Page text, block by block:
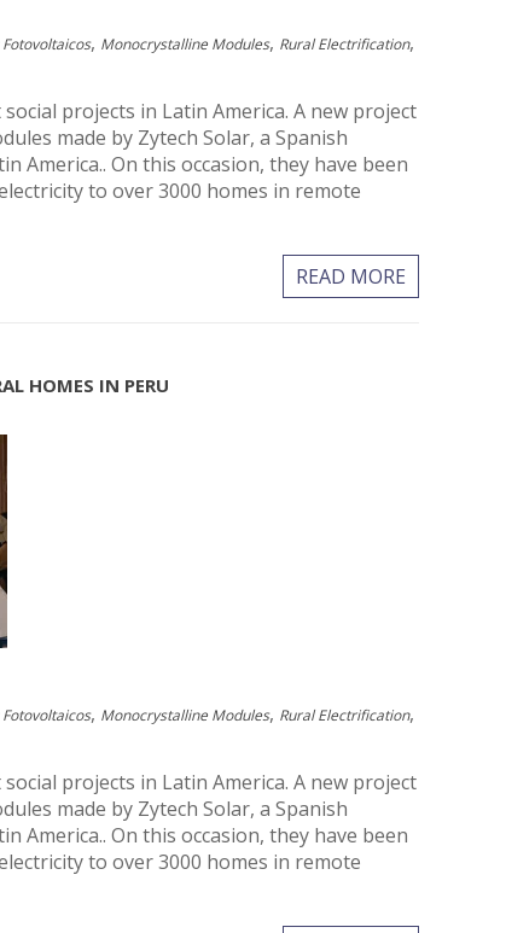
, Monocrystalline Modules, Rural Electrification,
projects in Latin America. A new project
made by Zytech Solar, a Spanish
America.. On this occasion, they have been
to over 3000 homes in remote
READ MORE
HOMES IN PERU
, Monocrystalline Modules, Rural Electrification,
projects in Latin America. A new project
made by Zytech Solar, a Spanish
America.. On this occasion, they have been
to over 3000 homes in remote